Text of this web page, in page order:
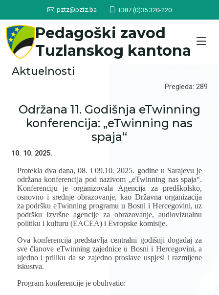
pztz@pztz.ba +387 (0)35 320-220
Pedagoški zavod
Tuzlanskog kantona
Aktuelnosti
Pregleda: 289
Održana 11. Godišnja eTwinning
konferencija: „eTwinning nas
spaja“
10. 10. 2025.
Protekla dva dana, 08. i 09.10. 2025. godine u Sarajevu je
održana konferencija pod nazivom „eTwinning nas spaja“.
Konferenciju je organizovala Agencija za predškolsko,
osnovno i srednje obrazovanje, kao Državna organizacija
za podršku eTwinning programu u Bosni i Hercegovini, uz
podršku Izvršne agencije za obrazovanje, audiovizualnu
politiku i kulturu (EACEA) i Evropske komisije.
Ova konferencija predstavlja centralni godišnji događaj za
sve članove eTwinning zajednice u Bosni i Hercegovini, a
ujedno i priliku da se zajedno proslave uspjesi i razmijene
iskustva.
Program konferencije je obuhvatio: